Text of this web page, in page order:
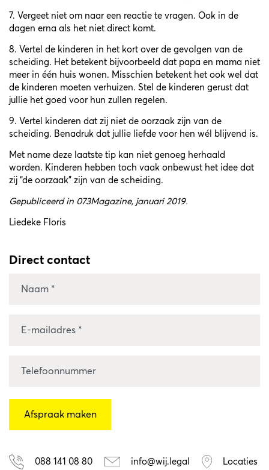
7. Vergeet niet om naar een reactie te vragen. Ook in de
dagen erna als het niet direct komt.
8. Vertel de kinderen in het kort over de gevolgen van de
scheiding. Het betekent bijvoorbeeld dat papa en mama niet
meer in één huis wonen. Misschien betekent het ook wel dat
de kinderen moeten verhuizen. Stel de kinderen gerust dat
jullie het goed voor hun zullen regelen.
9. Vertel kinderen dat zij niet de oorzaak zijn van de
scheiding. Benadruk dat jullie liefde voor hen wél blijvend is.
Met name deze laatste tip kan niet genoeg herhaald
worden. Kinderen hebben toch vaak onbewust het idee dat
zij “de oorzaak” zijn van de scheiding.
Gepubliceerd in 073Magazine, januari 2019.
Liedeke Floris
Direct contact
088 141 08 80 info@wij.legal Locaties